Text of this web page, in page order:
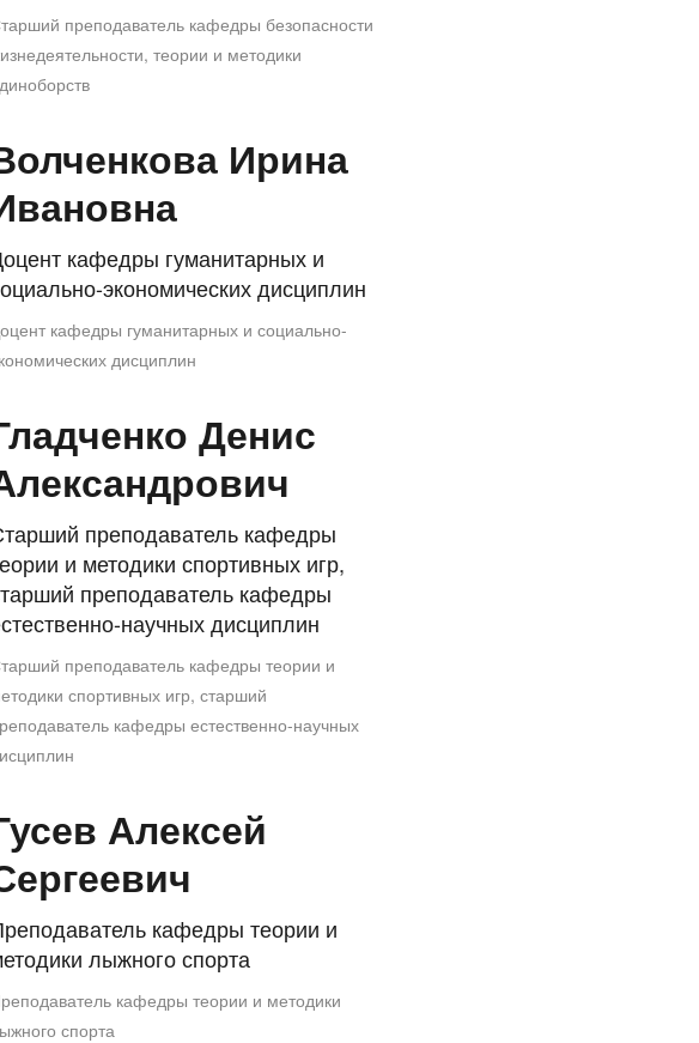
преподаватель кафедры безопасности
теории и методики
Ирина
кафедры гуманитарных и
экономических дисциплин
кафедры гуманитарных и социально-
дисциплин
Денис
преподаватель кафедры
и методики спортивных игр,
преподаватель кафедры
научных дисциплин
преподаватель кафедры теории и
спортивных игр, старший
кафедры естественно-научных
Алексей
кафедры теории и
лыжного спорта
кафедры теории и методики
спорта